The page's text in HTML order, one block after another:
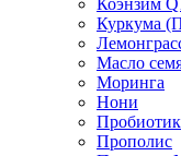
Коэнзим
Куркума
Масло
Моринга
Нони
Пробиотик
Прополис